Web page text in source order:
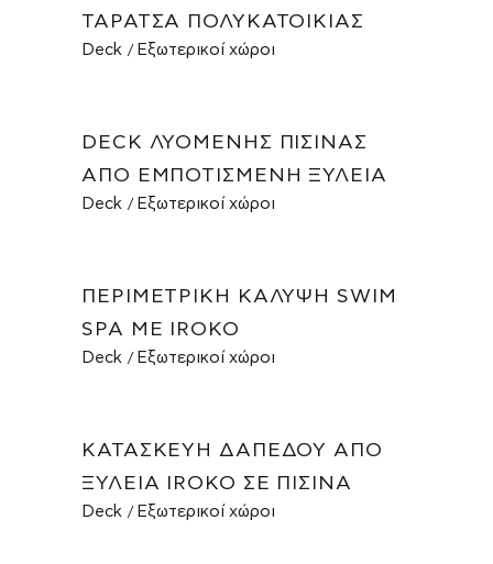
ΤΑΡΆΤΣΑ ΠΟΛΥΚΑΤΟΙΚΊΑΣ
Deck Εξωτερικοί χώροι
DECK ΛΥΌΜΕΝΗΣ ΠΙΣΊΝΑΣ
ΑΠΌ ΕΜΠΟΤΙΣΜΈΝΗ ΞΥΛΕΊΑ
Deck Εξωτερικοί χώροι
ΠΕΡΙΜΕΤΡΙΚΉ ΚΆΛΥΨΗ SWIM
SPA ΜΕ IROKO
Deck Εξωτερικοί χώροι
ΚΑΤΑΣΚΕΥΉ ΔΑΠΈΔΟΥ ΑΠΌ
ΞΥΛΕΊΑ IROKO ΣΕ ΠΙΣΊΝΑ
Deck Εξωτερικοί χώροι